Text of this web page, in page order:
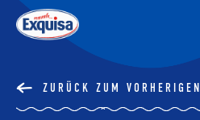
ZURÜCK ZUM VORHERIGEN